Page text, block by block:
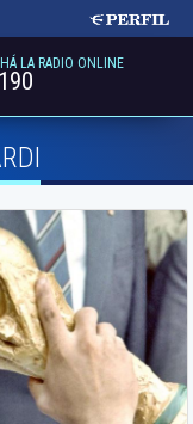
LA RADIO ONLINE